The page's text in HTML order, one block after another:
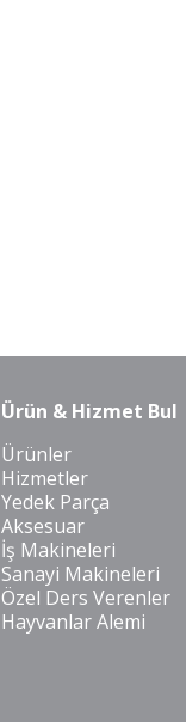
Ürün & Hizmet Bul
Ürünler
Hizmetler
Yedek Parça
Aksesuar
İş Makineleri
Sanayi Makineleri
Özel Ders Verenler
Hayvanlar Alemi